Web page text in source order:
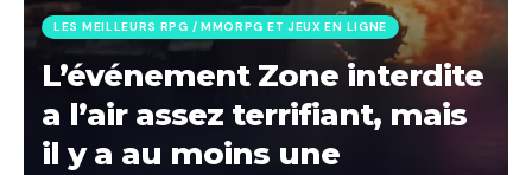
LES MEILLEURS RPG / MMORPG ET JEUX EN LIGNE
L’événement Zone interdite
a l’air assez terrifiant, mais
il y a au moins une